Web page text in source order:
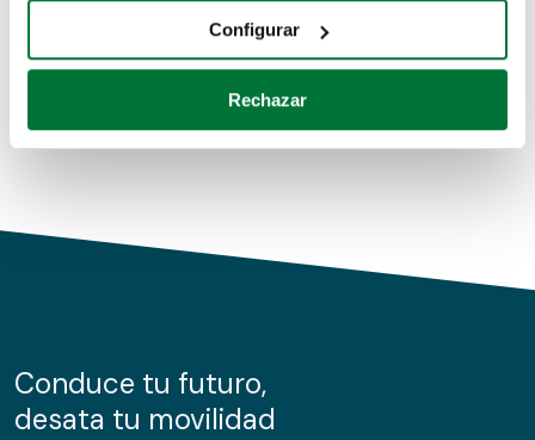
Identificar su dispositivo analizándolo activamente
para buscar características específicas (huellas
Obtenga más información sobre cómo se procesan sus
de cookies.
información sobre el uso que haga del sitio web con
nuestros partners de redes sociales, publicidad y análisis
Configurar
Rechazar
Conduce tu futuro,
desata tu movilidad